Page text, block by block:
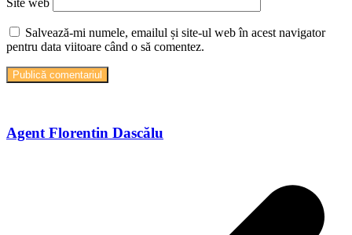
Site web
Salvează-mi numele, emailul și site-ul web în acest navigator
pentru data viitoare când o să comentez.
Agent Florentin Dascălu